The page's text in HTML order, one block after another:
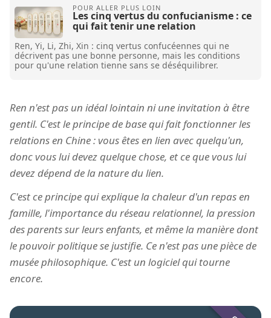
Les cinq vertus du confucianisme : ce
qui fait tenir une relation
Ren, Yi, Li, Zhi, Xin : cinq vertus confucéennes qui ne
décrivent pas une bonne personne, mais les conditions
pour qu'une relation tienne sans se déséquilibrer.
Ren n'est pas un idéal lointain ni une invitation à être
gentil. C'est le principe de base qui fait fonctionner les
relations en Chine : vous êtes en lien avec quelqu'un,
donc vous lui devez quelque chose, et ce que vous lui
devez dépend de la nature du lien.
C'est ce principe qui explique la chaleur d'un repas en
famille, l'importance du réseau relationnel, la pression
des parents sur leurs enfants, et même la manière dont
le pouvoir politique se justifie. Ce n'est pas une pièce de
musée philosophique. C'est un logiciel qui tourne
encore.